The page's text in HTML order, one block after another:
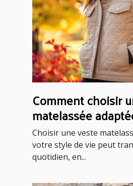
Comment choisir
matelassée
style de vie ?
Choisir une veste
votre style de vie peut
quotidien, en...